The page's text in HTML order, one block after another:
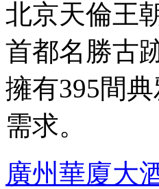
北京天倫王
首都名勝古
擁有395間
需求。
廣州華廈大